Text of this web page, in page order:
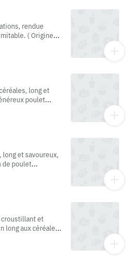
rendue
( Origine
long et
poulet
subtilement
long et savoureux,
de poulet
100 % pur
/ Pologne)
croustillant et
long aux céréales,
pané* et sa